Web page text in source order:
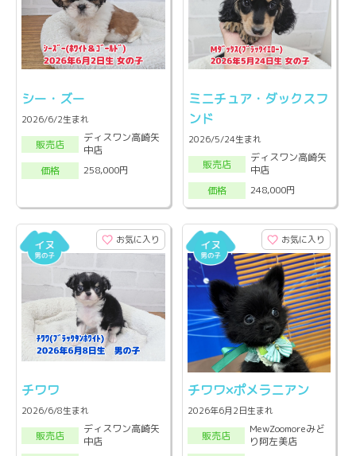
シー・ズー
2026/6/2生まれ
販売店
ディスワン高崎矢
中店
価格
258,000円
ミニチュア・ダックスフ
ンド
2026/5/24生まれ
販売店
ディスワン高崎矢
中店
価格
248,000円
お気に入り
チワワ
2026/6/8生まれ
販売店
ディスワン高崎矢
中店
お気に入り
チワワ×ポメラニアン
2026年6月2日生まれ
販売店
MewZoomoreみど
り阿左美店